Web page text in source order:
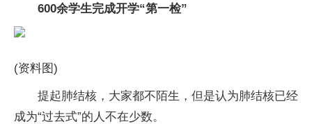
600余学生完成开学“第一检”
(资料图)
提起肺结核，大家都不陌生，但是认为肺结核已经
成为“过去式”的人不在少数。